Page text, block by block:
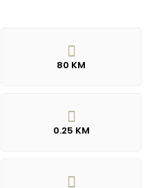
80 KM
0.25 KM